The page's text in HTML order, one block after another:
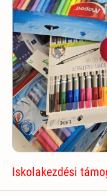
Iskolakezdési